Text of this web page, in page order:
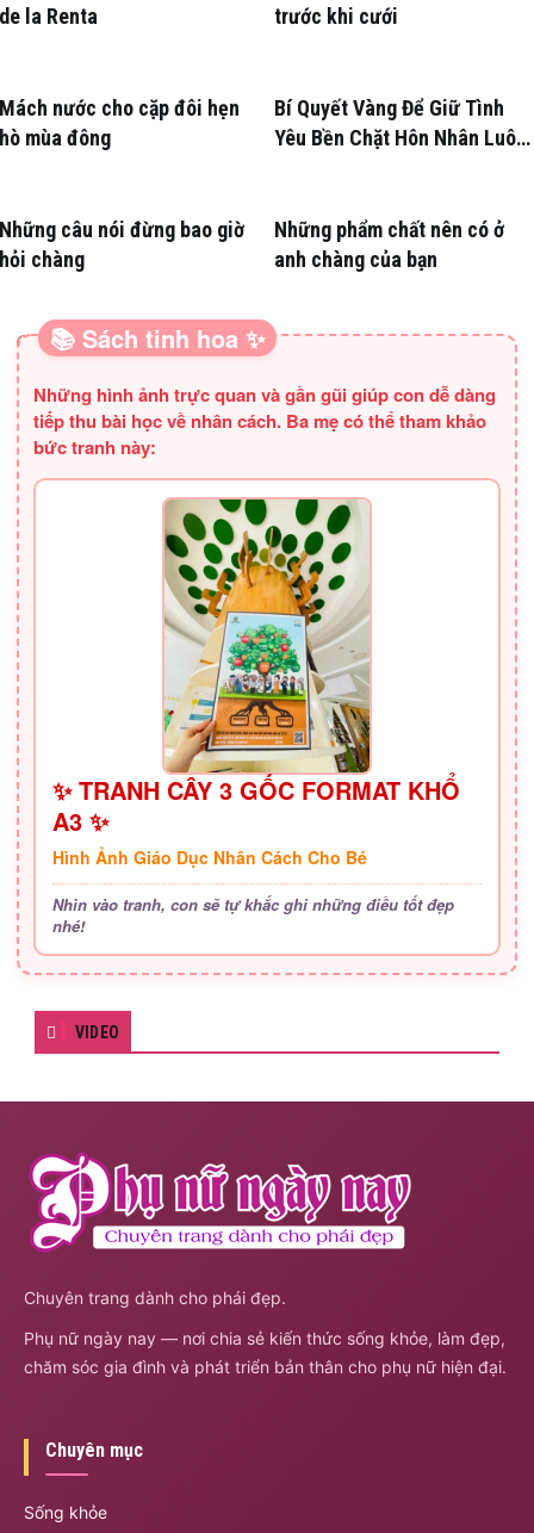
de la Renta
trước khi cưới
Mách nước cho cặp đôi hẹn
hò mùa đông
Bí Quyết Vàng Để Giữ Tình
Yêu Bền Chặt Hôn Nhân Luôn
Những câu nói đừng bao giờ
hỏi chàng
Những phẩm chất nên có ở
anh chàng của bạn
SÁCH HAY CHO BA MẸ
📚 Sách tinh hoa ✨
Những hình ảnh trực quan và gần gũi giúp con dễ dàng
tiếp thu bài học về nhân cách. Ba mẹ có thể tham khảo
bức tranh này:
✨ TRANH CÂY 3 GỐC FORMAT KHỔ
A3 ✨
Hình Ảnh Giáo Dục Nhân Cách Cho Bé
Nhìn vào tranh, con sẽ tự khắc ghi những điều tốt đẹp
nhé!
VIDEO
Chuyên trang dành cho phái đẹp.
Phụ nữ ngày nay — nơi chia sẻ kiến thức sống khỏe, làm đẹp,
chăm sóc gia đình và phát triển bản thân cho phụ nữ hiện đại.
Chuyên mục
Sống khỏe